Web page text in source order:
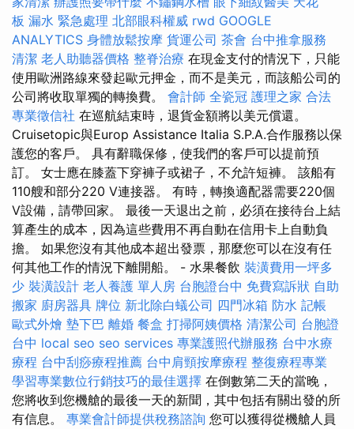
板 漏水 緊急處理 北部眼科權威 rwd GOOGLE
ANALYTICS 身體放鬆按摩 貨運公司 茶會 台中推拿服務
清潔 老人助聽器價格 整脊治療 在現金支付的情況下，只能
使用歐洲路線來發起歐元押金，而不是美元，而該船公司的
公司將收取單獨的轉換費。 會計師 全瓷冠 護理之家 合法
專業徵信社 在巡航結束時，退貨金額將以美元償還。
Cruisetopic與Europ Assistance Italia S.P.A.合作服務以保
護您的客戶。 具有辭職保修，使我們的客戶可以提前預
訂。 女士應在膝蓋下穿褲子或裙子，不允許短褲。 該船有
110艘和部分220 V連接器。 有時，轉換適配器需要220個
V設備，請帶回家。 最後一天退出之前，必須在接待台上結
算產生的成本，因為這些費用不再自動在信用卡上自動負
擔。 如果您沒有其他成本超出發票，那麼您可以在沒有任
何其他工作的情況下離開船。 - 水果餐飲 裝潢費用一坪多
少 裝潢設計 老人養護 單人房 台胞證台中 免費寫訴狀 自助
搬家 廚房器具 牌位 新北除白蟻公司 四門冰箱 防水 記帳
歐式外燴 墊下巴 離婚 餐盒 打掃阿姨價格 清潔公司 台胞證
台中 local seo seo services 專業護照代辦服務 台中水療
療程 台中刮痧療程推薦 台中肩頸按摩療程 整復療程專業
學習專業數位行銷技巧的最佳選擇 在倒數第二天的當晚，
您將收到您機艙的最後一天的新聞，其中包括有關出發的所
有信息。 專業會計師提供稅務諮詢 您可以獲得從機艙人員